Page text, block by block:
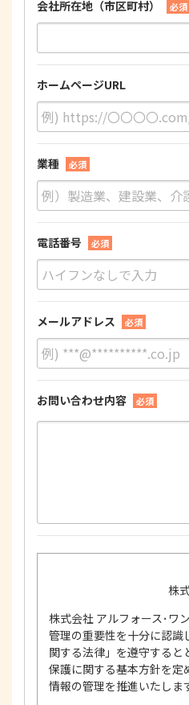
会社所在地（市区町村） 必須
ホームページURL
業種 必須
電話番号 必須
メールアドレス 必須
お問い合わせ内容 必須
株
株式会社 アルフォース･ワ
管理の重要性を十分に認識
関する法律」を遵守すると
保護に関する基本方針を定
情報の管理を推進いたしま